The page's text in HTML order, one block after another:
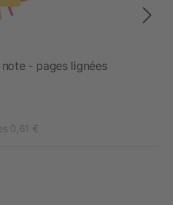
- pages lignées
0,61 €